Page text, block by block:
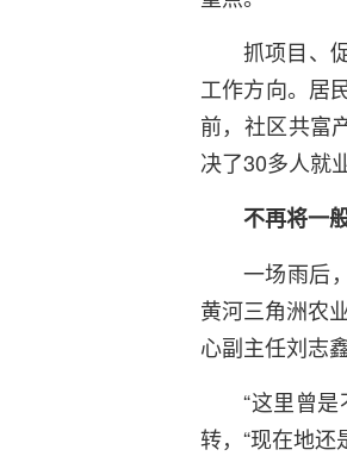
抓项目、
工作方向。居
前，社区共富
决了30多人就
不再将一
一场雨后
黄河三角洲农
心副主任刘志
“这里曾
转，“现在地还